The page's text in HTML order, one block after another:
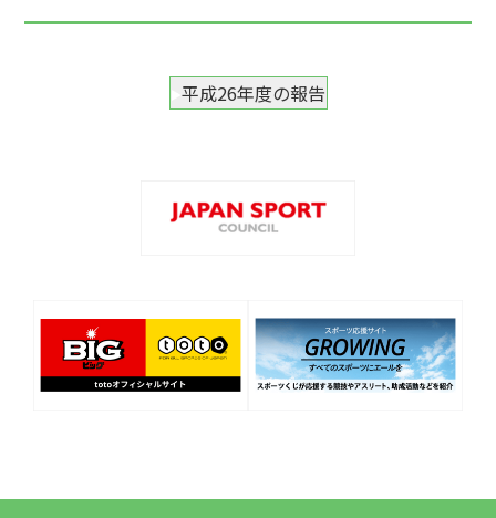
平成26年度の報告